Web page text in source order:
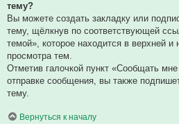
тему?
Вы можете создать закладку или
тему, щёлкнув по соответствующей
темой», которое находится в верхней и
просмотра тем.
Отметив галочкой пункт «Сообщать
отправке сообщения, вы также
тему.
Вернуться к началу